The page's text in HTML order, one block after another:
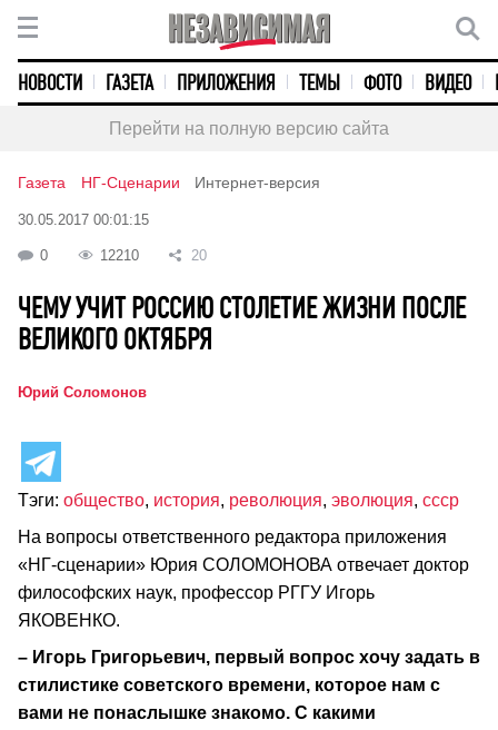
НОВОСТИ ГАЗЕТА ПРИЛОЖЕНИЯ ТЕМЫ ФОТО ВИДЕО
Перейти на полную версию сайта
Газета НГ-Сценарии Интернет-версия
30.05.2017 00:01:15
0 12210 20
ЧЕМУ УЧИТ РОССИЮ СТОЛЕТИЕ ЖИЗНИ ПОСЛЕ
ВЕЛИКОГО ОКТЯБРЯ
Юрий Соломонов
Тэги: общество, история, революция, эволюция, ссср
На вопросы ответственного редактора приложения
«НГ-сценарии» Юрия СОЛОМОНОВА отвечает доктор
философских наук, профессор РГГУ Игорь
ЯКОВЕНКО.
– Игорь Григорьевич, первый вопрос хочу задать в
стилистике советского времени, которое нам с
вами не понаслышке знакомо. С какими